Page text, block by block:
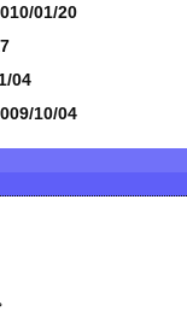
01/20
04
10/04